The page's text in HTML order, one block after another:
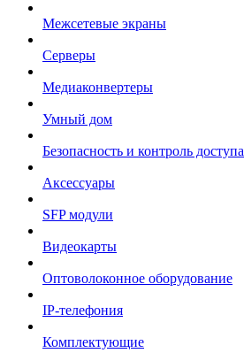
Межсетевые экраны
Серверы
Медиаконвертеры
Умный дом
Безопасность и контроль доступа
Аксессуары
SFP модули
Видеокарты
Оптоволоконное оборудование
IP-телефония
Комплектующие